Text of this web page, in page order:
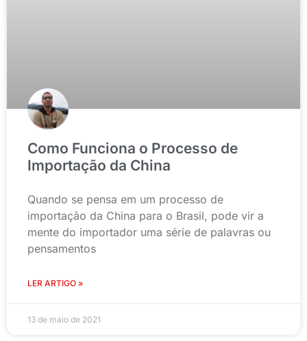
Como Funciona o Processo de
Importação da China
Quando se pensa em um processo de
importação da China para o Brasil, pode vir a
mente do importador uma série de palavras ou
pensamentos
LER ARTIGO »
13 de maio de 2021